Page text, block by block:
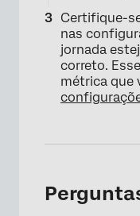
Certifique-
nas
jornada
correto.
métrica que